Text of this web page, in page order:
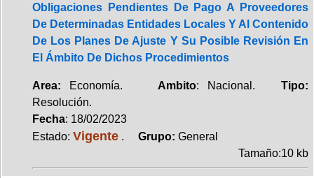
Obligaciones Pendientes De Pago A Proveedores
De Determinadas Entidades Locales Y Al Contenido
De Los Planes De Ajuste Y Su Posible Revisión En
El Ámbito De Dichos Procedimientos
Area: Economía. Ambito: Nacional.Tipo:
Resolución.
Fecha: 18/02/2023
Estado: Vigente . Grupo: General
Tamaño:10 kb